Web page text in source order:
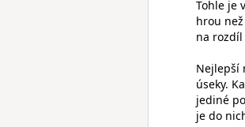
Tohle je
hrou
na rozdíl
Nejlepší
úseky.
jediné
je do